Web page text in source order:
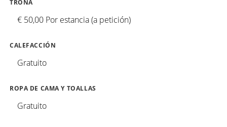
TRONA
€ 50,00 Por estancia (a petición)
CALEFACCIÓN
Gratuito
ROPA DE CAMA Y TOALLAS
Gratuito